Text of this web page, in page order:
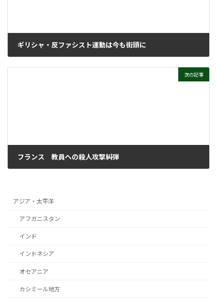
ギリシャ・反ファシスト運動は今も街頭に
次の記事
フランス 教員への殺人攻撃糾弾
アジア・太平洋
アフガニスタン
インド
インドネシア
オセアニア
カシミール地方